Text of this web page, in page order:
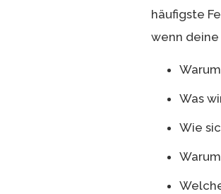
häufigste
wenn
Was
Wie